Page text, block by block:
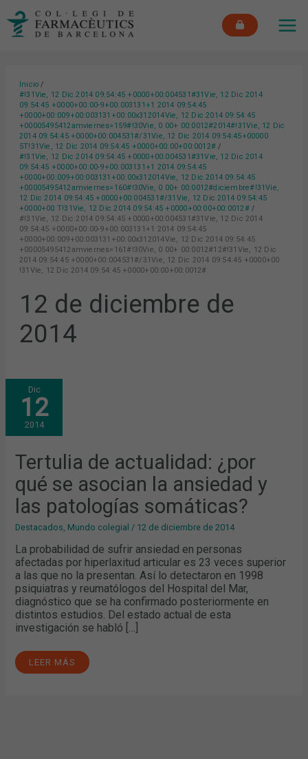
Inicio
#!31Vie, 12 Dic 2014 09:54:45 +0000+00:004531#31Vie, 12 Dic 2014
09:54:45 +0000+00:00-9+00:003131+1 2014 09:54:45
+0000+00:009+00:003131+00:00x312014Vie, 12 Dic 2014 09:54:45
+00005495412amviernes=159#!30Vie, 0 00+ 00:0012#2014#!31Vie, 12 Dic
2014 09:54:45 +0000+00:004531#/31Vie, 12 Dic 2014 09:54:45+00000
5T!31Vie, 12 Dic 2014 09:54:45 +0000+00:00+00:0012#
#!31Vie, 12 Dic 2014 09:54:45 +0000+00:004531#31Vie, 12 Dic 2014
09:54:45 +0000+00:00-9+00:003131+1 2014 09:54:45
+0000+00:009+00:003131+00:00x312014Vie, 12 Dic 2014 09:54:45
+00005495412amviernes=160#!30Vie, 0 00+ 00:0012#diciembre#!31Vie,
12 Dic 2014 09:54:45 +0000+00:004531#/31Vie, 12 Dic 2014 09:54:45
+0000+00 T!31Vie, 12 Dic 2014 09:54:45 +0000+00:00+00:0012#
#!31Vie, 12 Dic 2014 09:54:45 +0000+00:004531#31Vie, 12 Dic 2014
09:54:45 +0000+00:00-9+00:003131+1 2014 09:54:45
+0000+00:009+00:003131+00:00x312014Vie, 12 Dic 2014 09:54:45
+00005495412amviernes=161#!30Vie, 0 00+ 00:0012#12#!31Vie, 12 Dic
2014 09:54:45 +0000+00:004531#/31Vie, 12 Dic 2014 09:54:45 +0000+00
!31Vie, 12 Dic 2014 09:54:45 +0000+00:00+00:0012#
12 de diciembre de
2014
Dic
12
2014
Tertulia de actualidad: ¿por
qué se asocian la ansiedad y
las patologías somáticas?
Destacados Mundo colegial / 12 de diciembre de 2014
La probabilidad de sufrir ansiedad en personas
afectadas por hiperlaxitud articular es 23 veces superior
a las que no la presentan. Así lo detectaron en 1998
psiquiatras y reumatólogos del Hospital del Mar,
diagnóstico que se ha confirmado posteriormente en
distintos estudios. Del estado actual de esta
investigación se habló […]
TERTULIA
DE
ACTUALIDAD:
¿POR
QUÉ
SE
ASOCIAN
ANSIEDAD
Y
LAS
PATOLOGÍAS
SOMÁTICAS?
LEER MÁS